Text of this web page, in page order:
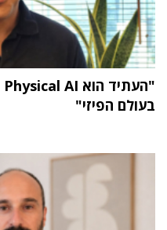
בעולם הפיזי"